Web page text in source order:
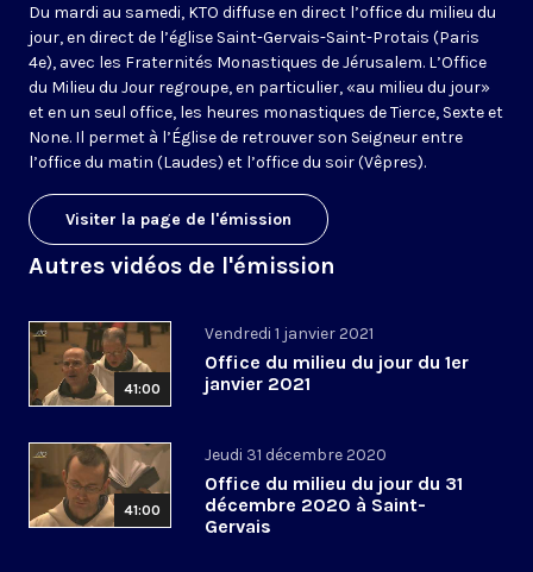
Du mardi au samedi, KTO diffuse en direct l’office du milieu du
jour, en direct de l’église Saint-Gervais-Saint-Protais (Paris
4e), avec les Fraternités Monastiques de Jérusalem. L’Office
du Milieu du Jour regroupe, en particulier, «au milieu du jour»
et en un seul office, les heures monastiques de Tierce, Sexte et
None. Il permet à l’Église de retrouver son Seigneur entre
l’office du matin (Laudes) et l’office du soir (Vêpres).
Visiter la page de l'émission
Autres vidéos de l'émission
41:00
Vendredi 1 janvier 2021
Office du milieu du jour du 1er
janvier 2021
41:00
Jeudi 31 décembre 2020
Office du milieu du jour du 31
décembre 2020 à Saint-
Gervais